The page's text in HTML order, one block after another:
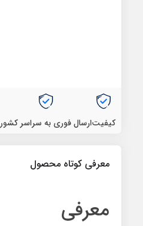
کیفیتارسال فوری به سراسر کشور
معرفی کوتاه محصول
معرفی